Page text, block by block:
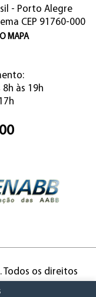
- Porto Alegre
CEP 91760-000
MAPA
às 19h
Todos os direitos